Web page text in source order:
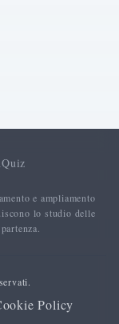
Quiz
e ampliamento
lo studio delle
Policy